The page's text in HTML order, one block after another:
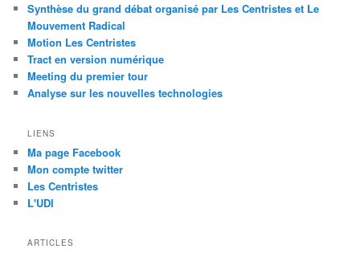
Synthèse du grand débat organisé par Les Centristes et Le
Mouvement Radical
Motion Les Centristes
Tract en version numérique
Meeting du premier tour
Analyse sur les nouvelles technologies
LIENS
Ma page Facebook
Mon compte twitter
Les Centristes
L'UDI
ARTICLES